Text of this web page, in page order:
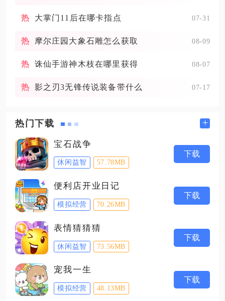
大掌门11后在哪卡指点 07-31
摩尔庄园大象石雕怎么获取 08-09
诛仙手游神木枝在哪里获得 08-07
影之刃3无锋传说装备带什么 07-17
热门下载 +
宝石战争
休闲益智 57.78MB
下载
便利店开业日记
模拟经营 70.26MB
下载
表情猜猜猜
休闲益智 73.56MB
下载
宠我一生
模拟经营 48.13MB
下载